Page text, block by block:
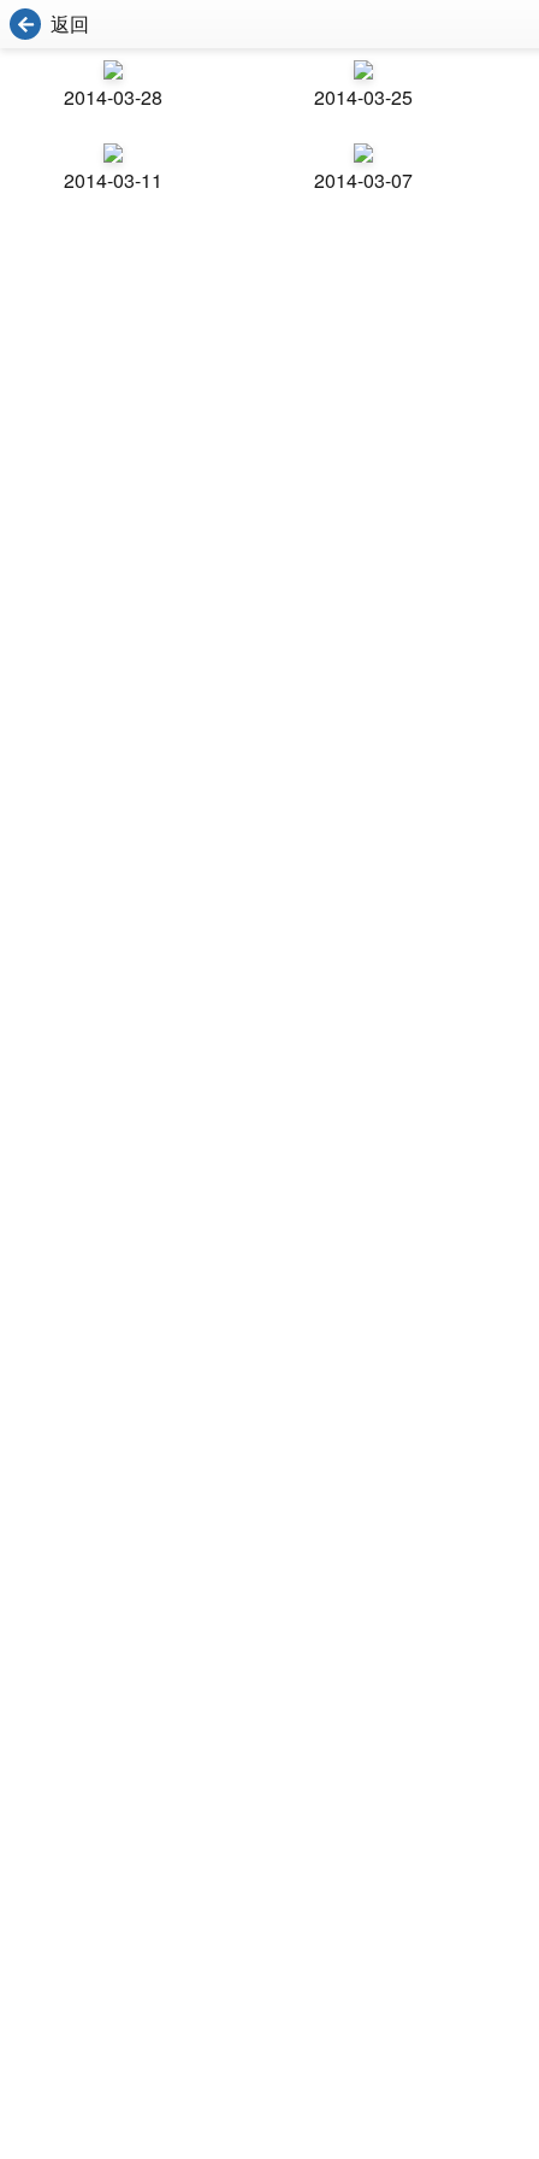
返回
2014-03-28 2014-03-25
2014-03-11 2014-03-07